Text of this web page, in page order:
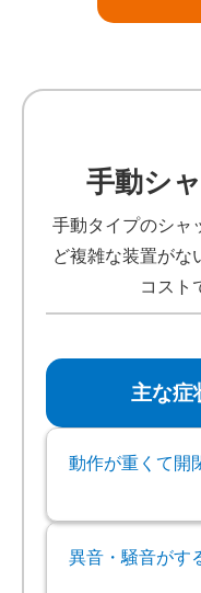
手動シ
手動タイプのシャ
ど複雑な装置がな
コスト
主な症
動作が重くて開
異音・騒音がす